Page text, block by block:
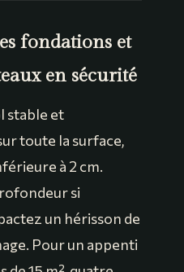
fondations et
en sécurité
stable et
toute la surface,
à 2 cm.
si
un hérisson de
Pour un appenti